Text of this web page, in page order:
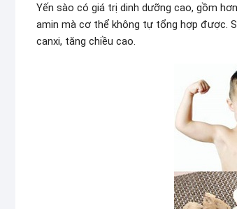
Yến sào có giá trị dinh dưỡng cao, gồm
amin mà cơ thể không tự tổng hợp được.
canxi, tăng chiều cao.